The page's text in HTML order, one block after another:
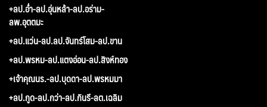
+ลป.อ่ำ-ลป.อุ่นหล้า-ลป.อร่าม-
ลพ.อุตตมะ
+ลป.แว่น-ลป.ลป.จันทร์โสม-ลป.ขาน
+ลป.พรหม-ลป.แตงอ่อน-ลป.สิงห์ทอง
+เจ้าคุณนร.-ลป.บุดดา-ลป.พรหมมา
+ลป.กูด-ลป.กว่า-ลป.กินรี-ลต.เฉลิม